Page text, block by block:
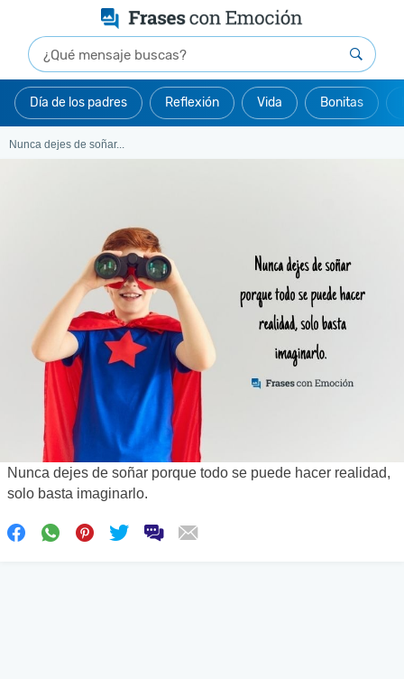
Día de los padres Reflexión Vida Bonitas
Nunca dejes de soñar...
Nunca dejes de soñar porque todo se puede hacer realidad,
solo basta imaginarlo.